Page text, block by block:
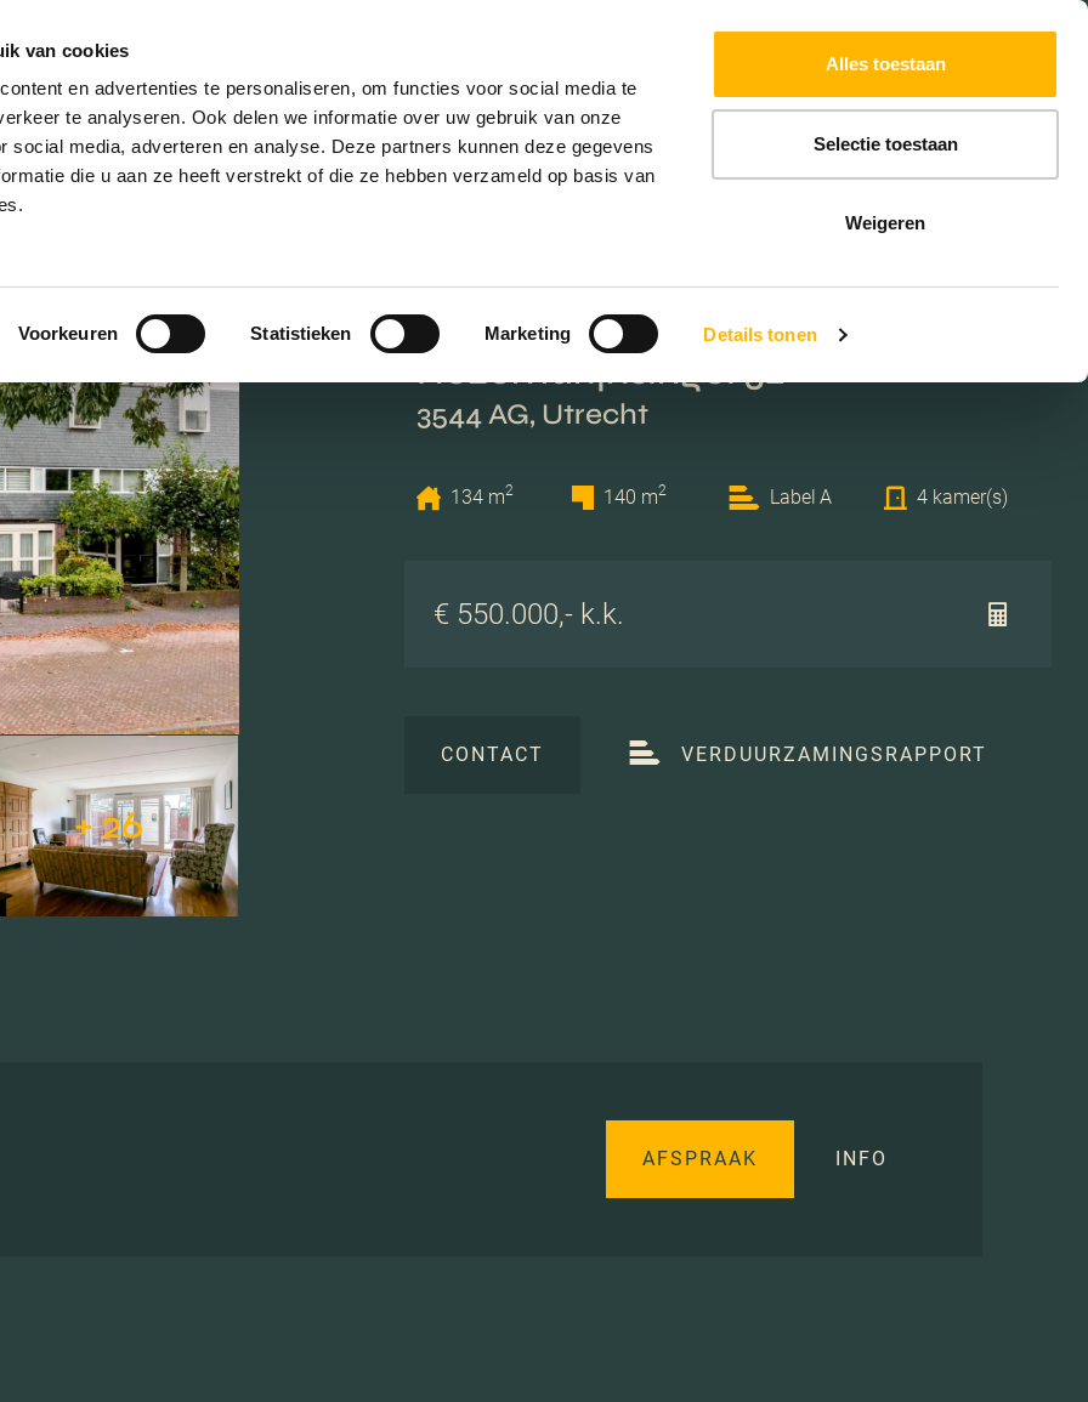
van cookies
en advertenties te personaliseren, om functies voor social media te
te analyseren. Ook delen we informatie over uw gebruik van onze
social media, adverteren en analyse. Deze partners kunnen deze gegevens
die u aan ze heeft verstrekt of die ze hebben verzameld op basis van
Voorkeuren Statistieken Marketing Details tonen
Alles toestaan
Selectie toestaan
Weigeren
EXTRA DIENSTEN
+ 26
Rozemarijnsingel 32
3544 AG, Utrecht
134 m2 140 m2 Label A 4 kamer(s)
€ 550.000,- k.k.
CONTACT VERDUURZAMINGSRAPPORT
AFSPRAAK INFO